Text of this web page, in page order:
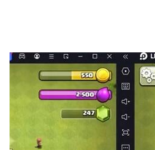
https://lighcon-mg.tistory.com/
* 이 게임은 무료로 즐기실 수 있
구매 시 추가 비용이 발생할 수 있
■ 선택 접근 권한 안내
- 알림 : 푸시 알림 전송을 위해 사용